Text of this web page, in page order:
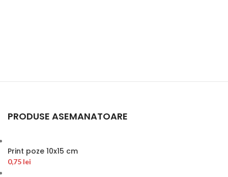
PRODUSE ASEMANATOARE
Print poze 10x15 cm
0,75 lei